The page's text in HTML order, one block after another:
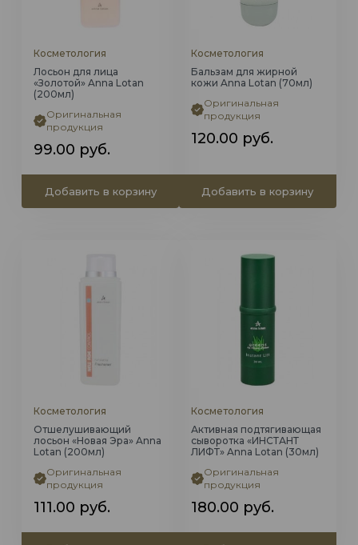
Косметология
Лосьон для лица
«Золотой» Anna Lotan
(200мл)
Оригинальная
продукция
99.00 руб.
Добавить в корзину
Косметология
Бальзам для жирной
кожи Anna Lotan (70мл)
Оригинальная
продукция
120.00 руб.
Добавить в корзину
Косметология
Отшелушивающий
лосьон «Новая Эра» Anna
Lotan (200мл)
Оригинальная
продукция
111.00 руб.
Косметология
Активная подтягивающая
сыворотка «ИНСТАНТ
ЛИФТ» Anna Lotan (30мл)
Оригинальная
продукция
180.00 руб.